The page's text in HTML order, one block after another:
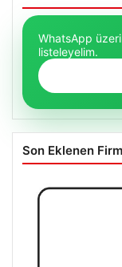
WhatsApp
listeleyelim.
Son Eklenen